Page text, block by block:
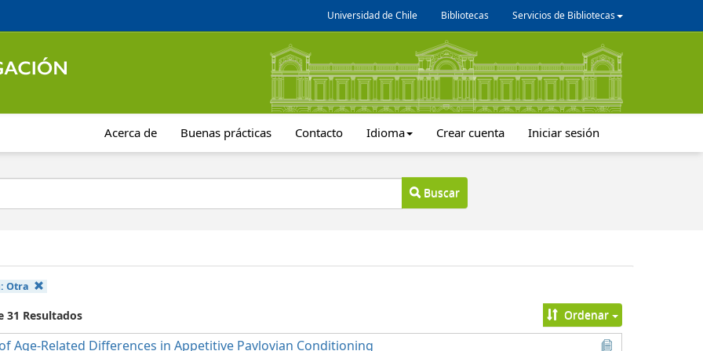
Universidad de Chile Bibliotecas Servicios de Bibliotecas
Acerca de Buenas prácticas Contacto Idioma Crear cuenta Iniciar sesión
Buscar
Otra
31 Resultados Ordenar
Age-Related Differences in Appetitive Pavlovian Conditioning